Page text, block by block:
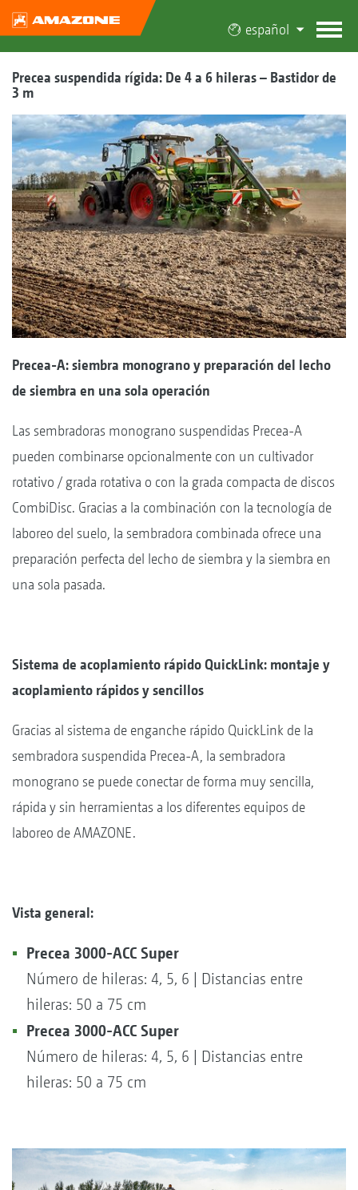
español
Precea suspendida rígida: De 4 a 6 hileras – Bastidor de
3 m
Precea-A: siembra monograno y preparación del lecho
de siembra en una sola operación
Las sembradoras monograno suspendidas Precea-A
pueden combinarse opcionalmente con un cultivador
rotativo / grada rotativa o con la grada compacta de discos
CombiDisc. Gracias a la combinación con la tecnología de
laboreo del suelo, la sembradora combinada ofrece una
preparación perfecta del lecho de siembra y la siembra en
una sola pasada.
Sistema de acoplamiento rápido QuickLink: montaje y
acoplamiento rápidos y sencillos
Gracias al sistema de enganche rápido QuickLink de la
sembradora suspendida Precea-A, la sembradora
monograno se puede conectar de forma muy sencilla,
rápida y sin herramientas a los diferentes equipos de
laboreo de AMAZONE.
Vista general:
Precea 3000-ACC Super
Número de hileras: 4, 5, 6 | Distancias entre
hileras: 50 a 75 cm
Precea 3000-ACC Super
Número de hileras: 4, 5, 6 | Distancias entre
hileras: 50 a 75 cm